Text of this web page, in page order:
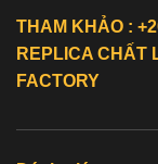
THAM KHẢO :
REPLICA CHẤT
FACTORY